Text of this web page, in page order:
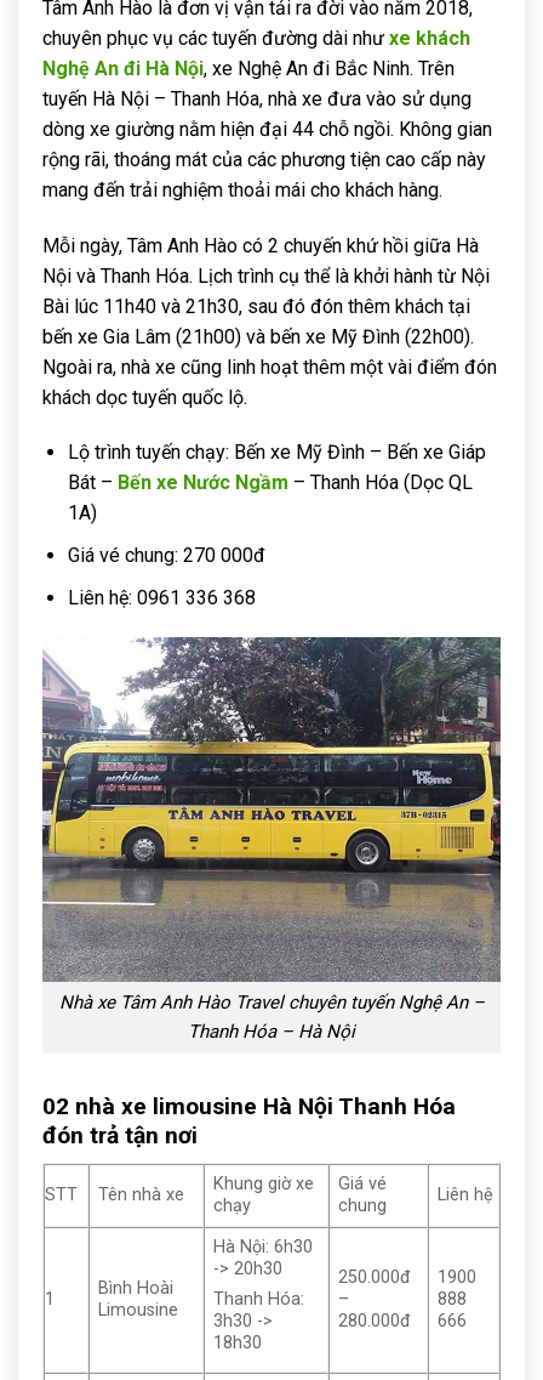
Tâm Anh Hào là đơn vị vận tải ra đời vào năm 2018,
chuyên phục vụ các tuyến đường dài như xe khách
Nghệ An đi Hà Nội, xe Nghệ An đi Bắc Ninh. Trên
tuyến Hà Nội – Thanh Hóa, nhà xe đưa vào sử dụng
dòng xe giường nằm hiện đại 44 chỗ ngồi. Không gian
rộng rãi, thoáng mát của các phương tiện cao cấp này
mang đến trải nghiệm thoải mái cho khách hàng.
Mỗi ngày, Tâm Anh Hào có 2 chuyến khứ hồi giữa Hà
Nội và Thanh Hóa. Lịch trình cụ thể là khởi hành từ Nội
Bài lúc 11h40 và 21h30, sau đó đón thêm khách tại
bến xe Gia Lâm (21h00) và bến xe Mỹ Đình (22h00).
Ngoài ra, nhà xe cũng linh hoạt thêm một vài điểm đón
khách dọc tuyến quốc lộ.
Lộ trình tuyến chạy: Bến xe Mỹ Đình – Bến xe Giáp
Bát – Bến xe Nước Ngầm – Thanh Hóa (Dọc QL
1A)
Giá vé chung: 270 000đ
Liên hệ: 0961 336 368
Nhà xe Tâm Anh Hào Travel chuyên tuyến Nghệ An –
Thanh Hóa – Hà Nội
02 nhà xe limousine Hà Nội Thanh Hóa
đón trả tận nơi
STT Tên nhà xe
Khung giờ xe
chạy
Giá vé
chung
Liên hệ
1
Bình Hoài
Limousine
Hà Nội: 6h30
-> 20h30
Thanh Hóa:
3h30 ->
18h30
250.000đ
–
280.000đ
1900
888
666